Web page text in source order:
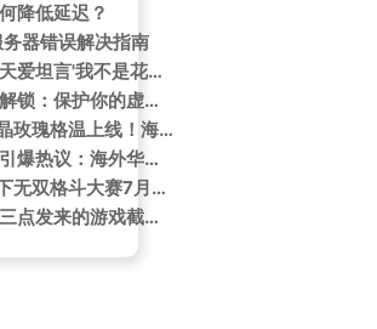
降低延迟？
器错误解决指南
海外华人必看！张天爱坦言'我不是花瓶'，教你如何解锁《冼碧云》等国产剧地区限制
墨武侠装备锁定与解锁：保护你的虚拟资产
《云顶之弈S16水晶玫瑰格温上线！海外玩家如何用Sixfast解锁国服内容？》
成毅新角色谢淮安引爆热议：海外华人如何解锁咪咕视频追剧？
《云顶之弈S15天下无双格斗大赛7月31日开赛！海外玩家如何用Sixfast低延迟参赛？》
刷到海外朋友凌晨三点发来的游戏截图，我才明白：国服限制卡住的不仅是网速，还有那份归属感